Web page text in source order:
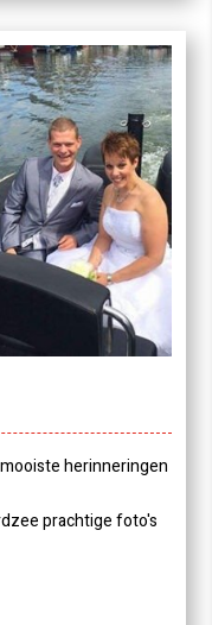
herinneringen
prachtige foto's